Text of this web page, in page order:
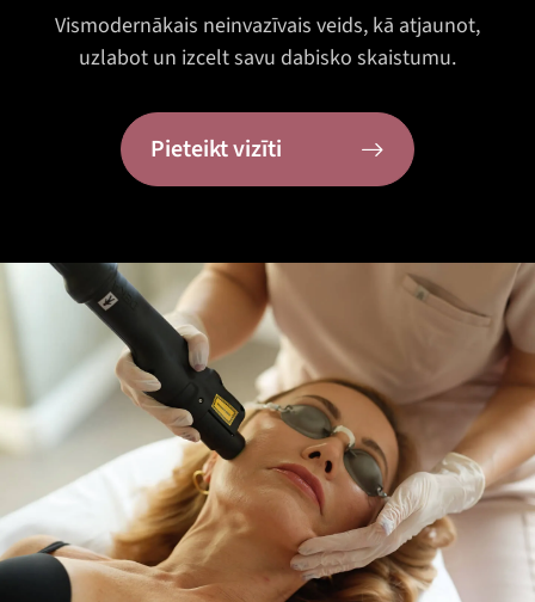
Vismodernākais neinvazīvais veids, kā atjaunot,
uzlabot un izcelt savu dabisko skaistumu.
Pieteikt vizīti